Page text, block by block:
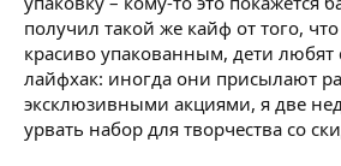
получил такой же кайф от того,
красиво упакованным, дети
лайфхак: иногда они присылают
эксклюзивными акциями, я две
урвать набор для творчества со